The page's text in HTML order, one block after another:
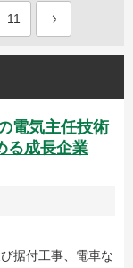
11
電気主任技術
る成長企業
据付工事、電車な